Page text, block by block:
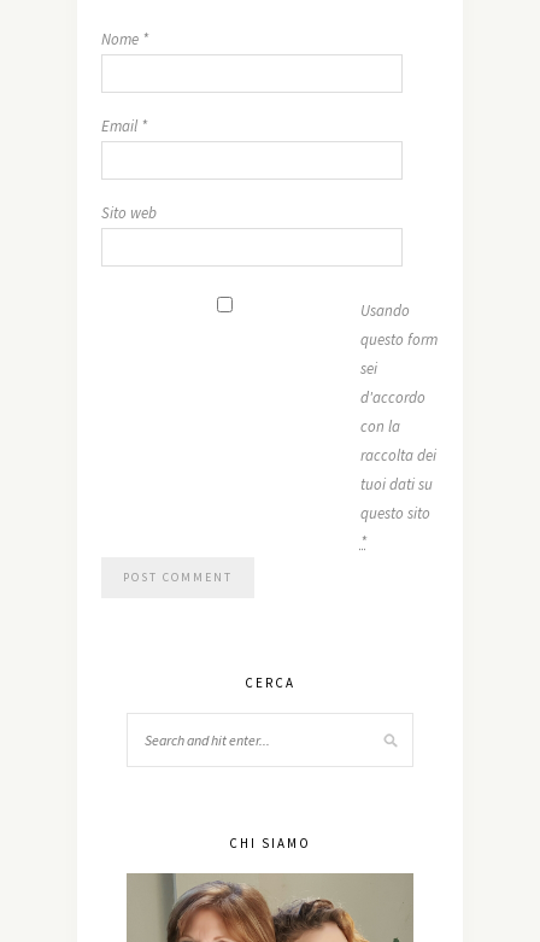
Nome *
Email *
Sito web
Usando
questo form
sei
d'accordo
con la
raccolta dei
tuoi dati su
questo sito
*
CERCA
CHI SIAMO